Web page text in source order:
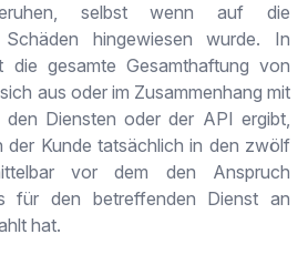
selbst wenn auf die
hingewiesen wurde. In
die gesamte Gesamthaftung von
aus oder im Zusammenhang mit
den Diensten oder der API ergibt,
der Kunde tatsächlich in den zwölf
vor dem den Anspruch
für den betreffenden Dienst an
hat.